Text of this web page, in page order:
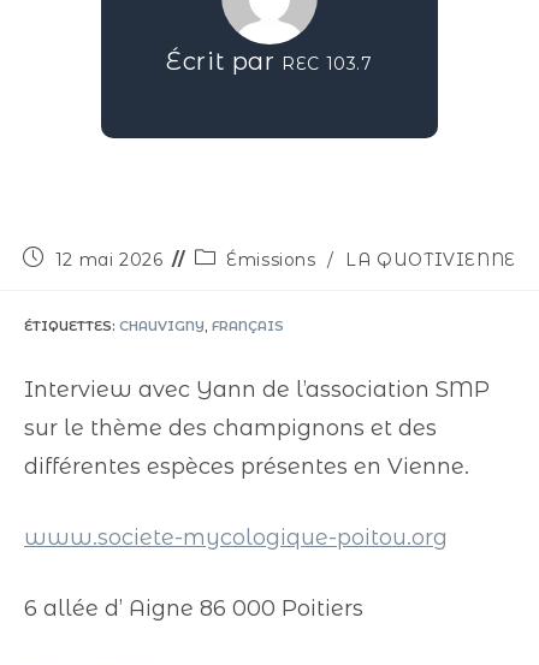
Écrit par REC 103.7
12 mai 2026 Émissions / LA QUOTIVIENNE
ÉTIQUETTES: CHAUVIGNY, FRANÇAIS
Interview avec Yann de l’association SMP
sur le thème des champignons et des
différentes espèces présentes en Vienne.
www.societe-mycologique-poitou.org
6 allée d’ Aigne 86 000 Poitiers